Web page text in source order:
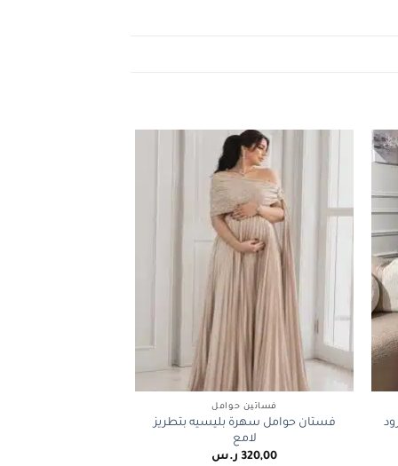
فساتين حوامل
فستان حوامل سهرة بليسيه بتطريز
لامع
320,00 ر.س